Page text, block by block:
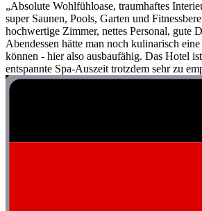
„Absolute Wohlfühloase, traumhaftes
super Saunen, Pools, Garten und
hochwertige Zimmer, nettes Personal, gute
Abendessen hätte man noch kulinarisch
können - hier also ausbaufähig. Das Hotel
entspannte Spa-Auszeit trotzdem sehr zu